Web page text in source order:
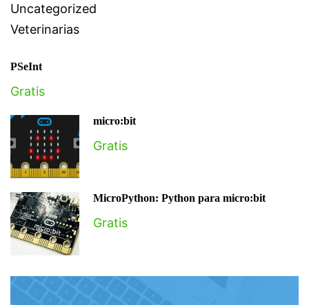
Uncategorized
Veterinarias
PSeInt
Gratis
micro:bit
Gratis
MicroPython: Python para micro:bit
Gratis